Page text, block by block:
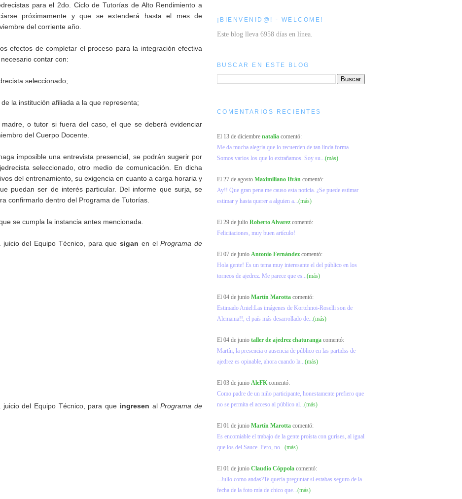
para el 2do. Ciclo de Tutorías de Alto Rendimiento a
próximamente y que se extenderá hasta el mes de
del corriente año.
efectos de completar el proceso para la integración efectiva
contar con:
seleccionado;
la institución afiliada a la que representa;
o tutor si fuera del caso, el que se deberá evidenciar
del Cuerpo Docente.
imposible una entrevista presencial, se podrán sugerir por
seleccionado, otro medio de comunicación. En dicha
del entrenamiento, su exigencia en cuanto a carga horaria y
puedan ser de interés particular. Del informe que surja, se
confirmarlo dentro del Programa de Tutorías.
se cumpla la instancia antes mencionada.
juicio del Equipo Técnico, para quesigan en elPrograma de
del Equipo Técnico, para que ingresen alPrograma de
¡BIENVENID@! - WELCOME!
Este blog lleva 6958 días en línea.
BUSCAR EN ESTE BLOG
COMENTARIOS RECIENTES
El 13 de diciembre natalia comentó:
Me da mucha alegría que lo recuerden de tan linda forma.
Somos varios los que lo extrañamos. Soy su...(más)
El 27 de agosto Maximiliano Ifrán comentó:
Ay!! Que gran pena me causo esta noticia. ¿Se puede estimar
estimar y hasta querer a alguien a...(más)
El 29 de julio Roberto Alvarez comentó:
Felicitaciones, muy buen artículo!
El 07 de junio Antonio Fernández comentó:
Hola gente! Es un tema muy interesante el del público en los
torneos de ajedrez. Me parece que es...(más)
El 04 de junio Martín Marotta comentó:
Estimado Aniel:Las imágenes de Kortchnoi-Roselli son de
Alemania!!, el país más desarrollado de...(más)
El 04 de junio taller de ajedrez chaturanga comentó:
Martín, la presencia o ausencia de público en las partidss de
ajedrez es opinable, ahora cuando la...(más)
El 03 de junio AleFK comentó:
Como padre de un niño participante, honestamente prefiero que
no se permita el acceso al público al...(más)
El 01 de junio Martín Marotta comentó:
Es encomiable el trabajo de la gente proísta con gurises, al igual
que los del Sauce. Pero, no...(más)
El 01 de junio Claudio Cóppola comentó:
--Julio como andas?Te quería preguntar si estabas seguro de la
fecha de la foto mía de chico que...(más)